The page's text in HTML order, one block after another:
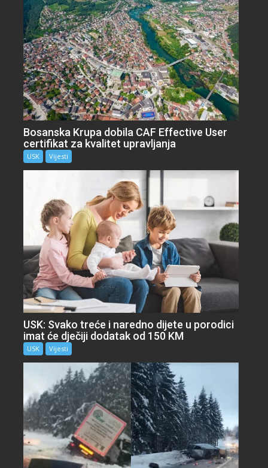
Bosanska Krupa dobila CAF Effective User
certifikat za kvalitet upravljanja
USK Vijesti
USK: Svako treće i naredno dijete u porodici
imat će dječiji dodatak od 150 KM
USK Vijesti